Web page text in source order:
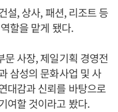
설, 상사, 패션, 리조트 등
할을 맡게 됐다.
문 사장, 제일기획 경영전
삼성의 문화사업 및 사
대감과 신뢰를 바탕으로
여할 것이라고 봤다.